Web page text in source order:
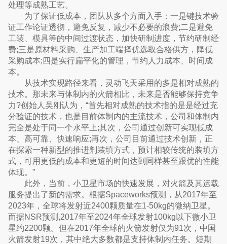
处理等成熟工艺。
为了保证低成本，团队从多个方面入手：一是键技术验
证工作论证透彻，避免反复，减少不必要的浪费;二是避免
工装、模具等的中间过渡状态，加快研制进度，节约研制经
费;三是原材料采购、生产加工端择优选取合格供方，降低
采购成本;四是实行扁平化的管理，节约人力成本、时间成
本。
从技术实现路径来看，灵动飞天采用的多是相对成熟的
技术。那未来与体制内的火箭相比，未来是否能够保持竞争
力?创始人吴刚认为，“首先相对成熟的技术指的是是经过充
分验证的技术，也是目前体制内的主流技术，公司和体制内
完全是处于同一个水平上;其次，公司通过创新可实现低成
本、高可靠、快速响应;再次，公司目前通过技术创新，正
在探索一种新型的推进剂装填方式，预计相较传统的装填方
式，可用更低的成本和更短的时间达到同样甚至跟优的性能
体现。”
此外，当前，小卫星市场的快速发展，对火箭及其运载
服务提出了新的需求。根据Spaceworks预测，从2017年至
2023年，全球将发射近2400颗质量在1-50kg的微纳卫星。
而据NSR预测,2017年至2024年全球发射100kg以下微小卫
星约2200颗。但在2017年全球的火箭发射仅为91次，中国
火箭发射19次，其中绝大多数都是支持体制内任务。短期